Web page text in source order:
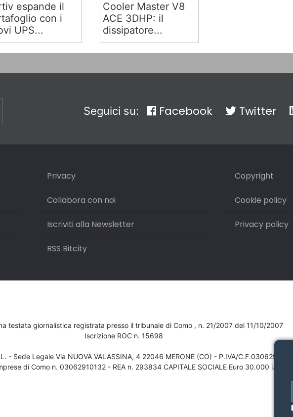
espande il
con i
UPS...
Cooler Master V8
ACE 3DHP: il
dissipatore...
Seguici su: Facebook Twitter
Privacy
Collabora con noi
Iscriviti alla Newsletter
RSS Bitcity
Copyright
Cookie policy
Privacy policy
testata giornalistica registrata presso il tribunale di Como , n. 21/2007 del 11/10/2007
Iscrizione ROC n. 15698
- Sede Legale Via NUOVA VALASSINA, 4 22046 MERONE (CO) - P.IVA/C.F.03062910132
di Como n. 03062910132 - REA n. 293834 CAPITALE SOCIALE Euro 30.000 i.v.